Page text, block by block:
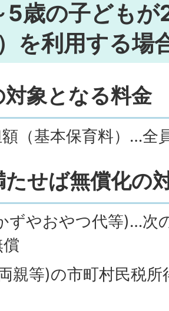
5歳の子どもが
を利用する場
象となる料金
（基本保育料）…全
せば無償化の
ずやおやつ代等)…次
親等)の市町村民税